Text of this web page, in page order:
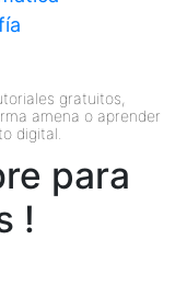
gratuitos,
amena o aprender
digital.
para
!